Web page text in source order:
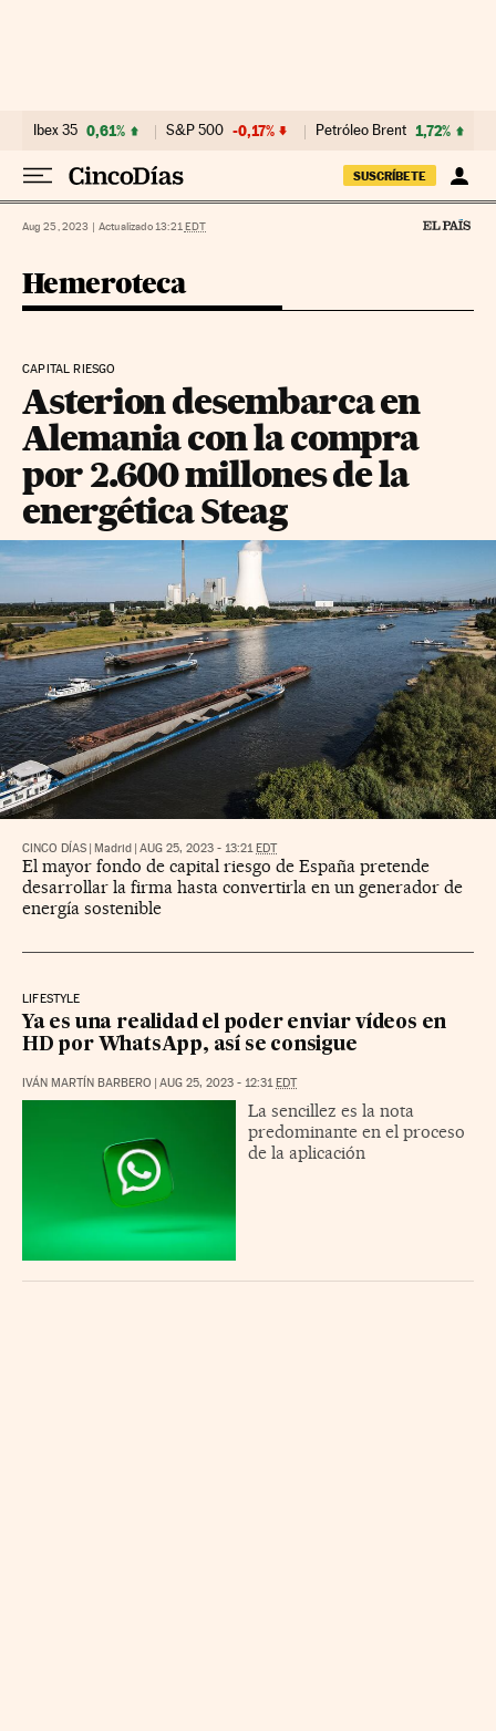
Ibex 35 0,61% S&P 500 -0,17% Petróleo Brent 1,72%
SUSCRÍBETE
Aug 25, 2023 | Actualizado 13:21 EDT
Hemeroteca
CAPITAL RIESGO
Asterion desembarca en
Alemania con la compra
por 2.600 millones de la
energética Steag
CINCO DÍAS | Madrid | AUG 25, 2023 - 13:21EDT
El mayor fondo de capital riesgo de España pretende
desarrollar la firma hasta convertirla en un generador de
energía sostenible
LIFESTYLE
Ya es una realidad el poder enviar vídeos en
HD por WhatsApp, así se consigue
IVÁN MARTÍN BARBERO | AUG 25, 2023 - 12:31EDT
La sencillez es la nota
predominante en el proceso
de la aplicación